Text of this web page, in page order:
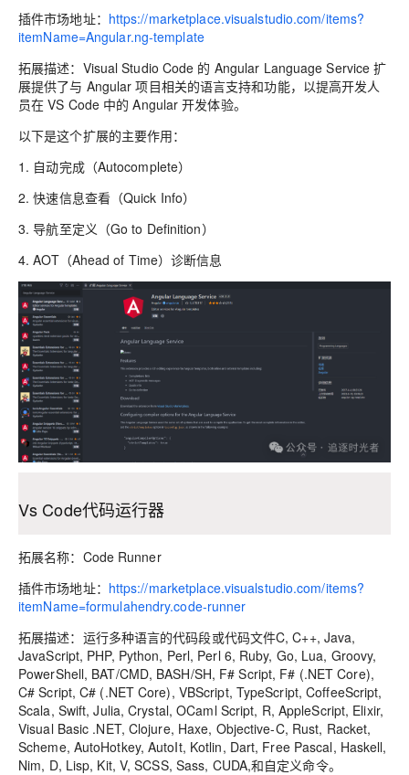
插件市场地址： https://marketplace.visualstudio.com/items?
itemName=Angular.ng-template
拓展描述：Visual Studio Code 的 Angular Language Service 扩
展提供了与 Angular 项目相关的语言支持和功能，以提高开发人
员在 VS Code 中的 Angular 开发体验。
以下是这个扩展的主要作用：
1. 自动完成（Autocomplete）
2. 快速信息查看（Quick Info）
3. 导航至定义（Go to Definition）
4. AOT（Ahead of Time）诊断信息
Vs Code代码运行器
拓展名称：Code Runner
插件市场地址： https://marketplace.visualstudio.com/items?
itemName=formulahendry.code-runner
拓展描述：运行多种语言的代码段或代码文件C, C++, Java,
JavaScript, PHP, Python, Perl, Perl 6, Ruby, Go, Lua, Groovy,
PowerShell, BAT/CMD, BASH/SH, F# Script, F# (.NET Core),
C# Script, C# (.NET Core), VBScript, TypeScript, CoffeeScript,
Scala, Swift, Julia, Crystal, OCaml Script, R, AppleScript, Elixir,
Visual Basic .NET, Clojure, Haxe, Objective-C, Rust, Racket,
Scheme, AutoHotkey, AutoIt, Kotlin, Dart, Free Pascal, Haskell,
Nim, D, Lisp, Kit, V, SCSS, Sass, CUDA,和自定义命令。